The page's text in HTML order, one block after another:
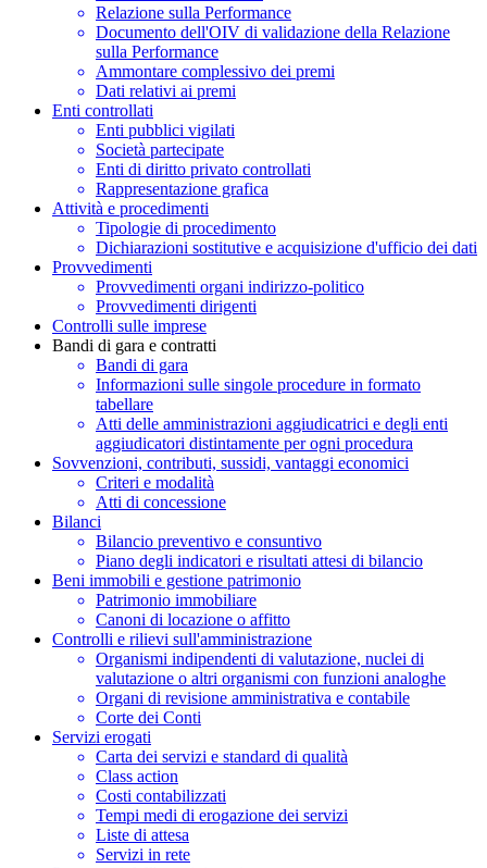
Relazione sulla Performance
Documento dell'OIV di validazione della Relazione
sulla Performance
Ammontare complessivo dei premi
Dati relativi ai premi
Enti controllati
Enti pubblici vigilati
Società partecipate
Enti di diritto privato controllati
Rappresentazione grafica
Attività e procedimenti
Tipologie di procedimento
Dichiarazioni sostitutive e acquisizione d'ufficio dei dati
Provvedimenti
Provvedimenti organi indirizzo-politico
Provvedimenti dirigenti
Controlli sulle imprese
Bandi di gara e contratti
Bandi di gara
Informazioni sulle singole procedure in formato
tabellare
Atti delle amministrazioni aggiudicatrici e degli enti
aggiudicatori distintamente per ogni procedura
Sovvenzioni, contributi, sussidi, vantaggi economici
Criteri e modalità
Atti di concessione
Bilanci
Bilancio preventivo e consuntivo
Piano degli indicatori e risultati attesi di bilancio
Beni immobili e gestione patrimonio
Patrimonio immobiliare
Canoni di locazione o affitto
Controlli e rilievi sull'amministrazione
Organismi indipendenti di valutazione, nuclei di
valutazione o altri organismi con funzioni analoghe
Organi di revisione amministrativa e contabile
Corte dei Conti
Servizi erogati
Carta dei servizi e standard di qualità
Class action
Costi contabilizzati
Tempi medi di erogazione dei servizi
Liste di attesa
Servizi in rete